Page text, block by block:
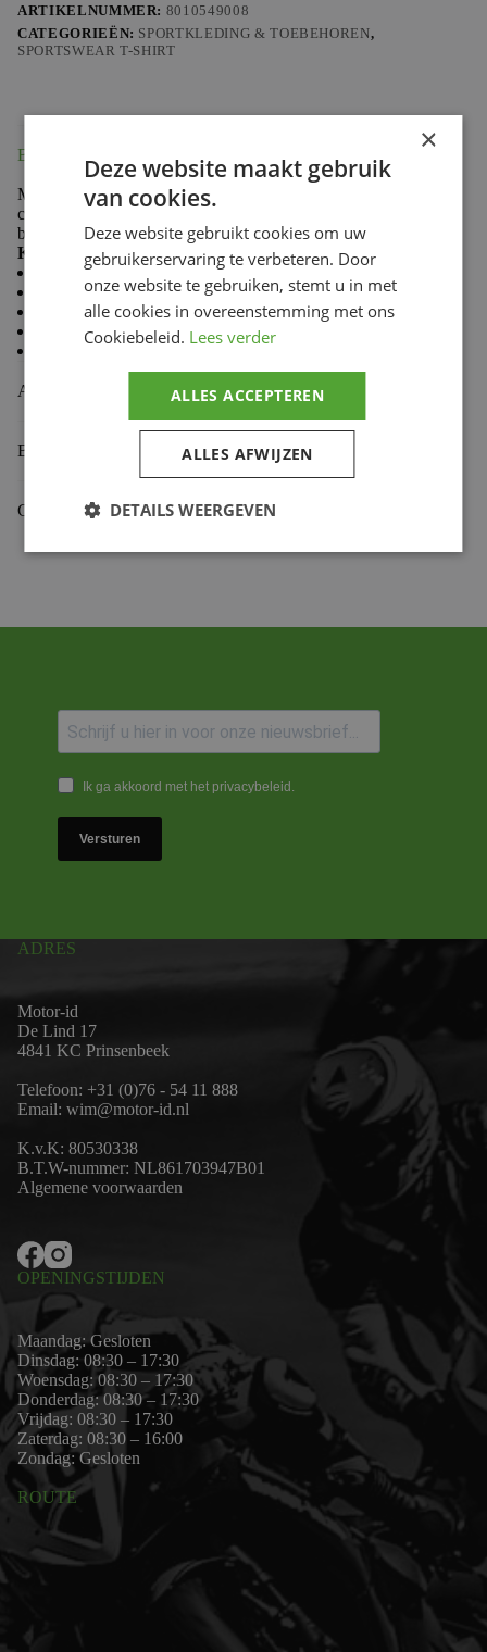
ARTIKELNUMMER: 8010549008
CATEGORIEËN: SPORTKLEDING & TOEBEHOREN,
SPORTSWEAR T-SHIRT
Beschrijving
Made from 100% cotton, Troy Lee Designs T-shirts
combine softness and durability to keep you comfortable
both on the trails and in the paddock.
Key features:
Casual style
Comfortable and durable fabric
Premium fit
Classic crew neck
Aanvullende informatie
Beoordelingen (0)
Gekoppelde Motoren
Ik ga akkoord met het privacybeleid.
Versturen
ADRES
Motor-id
De Lind 17
4841 KC Prinsenbeek
Telefoon: +31 (0)76 - 54 11 888
Email: wim@motor-id.nl
K.v.K: 80530338
B.T.W-nummer: NL861703947B01
Algemene voorwaarden
OPENINGSTIJDEN
Maandag: Gesloten
Dinsdag: 08:30 – 17:30
Woensdag: 08:30 – 17:30
Donderdag: 08:30 – 17:30
Vrijdag: 08:30 – 17:30
Zaterdag: 08:30 – 16:00
Zondag: Gesloten
ROUTE
×
Deze website maakt gebruik
van cookies.
Deze website gebruikt cookies om uw
gebruikerservaring te verbeteren. Door
onze website te gebruiken, stemt u in met
alle cookies in overeenstemming met ons
Cookiebeleid. Lees verder
ALLES ACCEPTEREN
ALLES AFWIJZEN
DETAILS WEERGEVEN